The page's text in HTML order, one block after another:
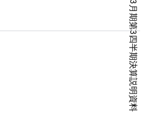
2026年3月期第3四半期決算説明資料